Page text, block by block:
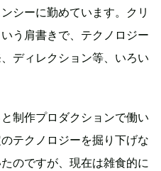
シーに勤めています。クリ
う肩書きで、テクノロジー
ディレクション等、いろい
制作プロダクションで働い
テクノロジーを掘り下げな
のですが、現在は雑食的に